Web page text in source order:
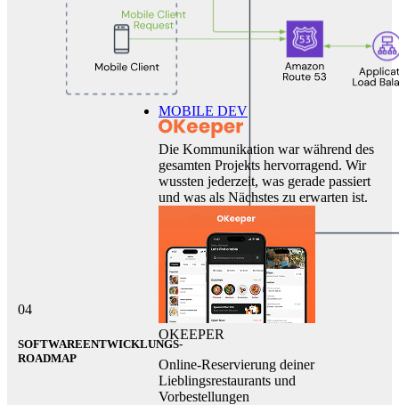
04
SOFTWAREENTWICKLUNGS-
ROADMAP
MOBILE DEV
Die Kommunikation war während des
gesamten Projekts hervorragend. Wir
wussten jederzeit, was gerade passiert
und was als Nächstes zu erwarten ist.
OKEEPER
Online-Reservierung deiner
Lieblingsrestaurants und
Vorbestellungen